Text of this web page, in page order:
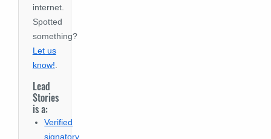
internet.
Spotted
something?
Let us
know!
Lead
Stories
is a:
Verified
signatory